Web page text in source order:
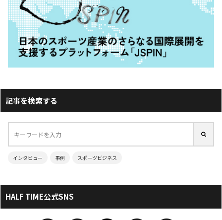
記事を検索する
インタビュー 事例 スポーツビジネス
HALF TIME公式SNS